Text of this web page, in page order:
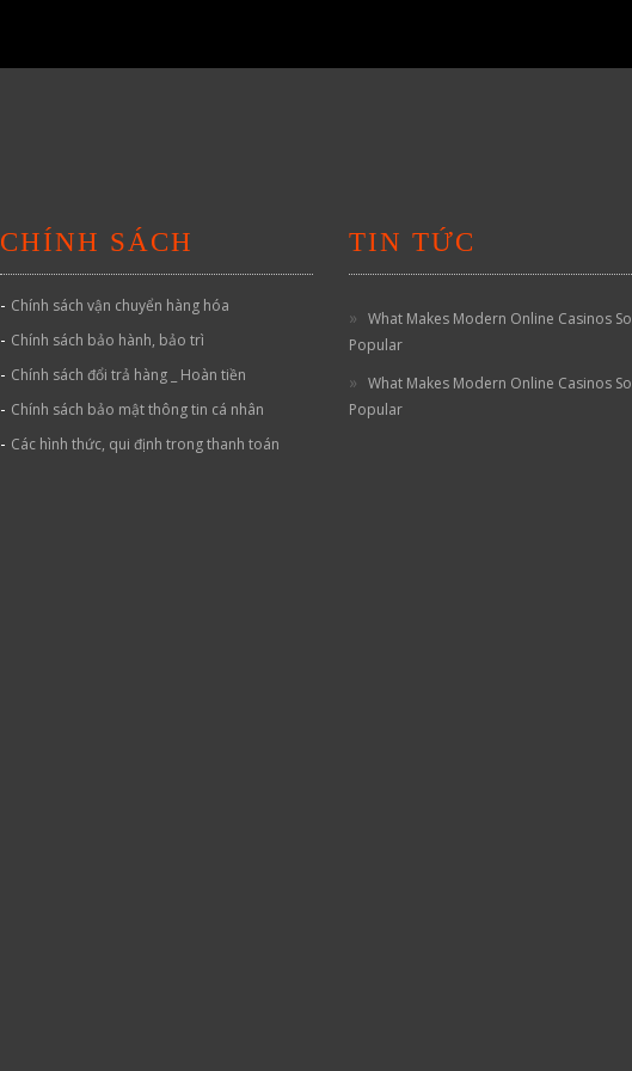
CHÍNH SÁCH
- Chính sách vận chuyển hàng hóa
- Chính sách bảo hành, bảo trì
- Chính sách đổi trả hàng _ Hoàn tiền
- Chính sách bảo mật thông tin cá nhân
- Các hình thức, qui định trong thanh toán
TIN TỨC
What Makes Modern Online Casinos So
Popular
What Makes Modern Online Casinos So
Popular